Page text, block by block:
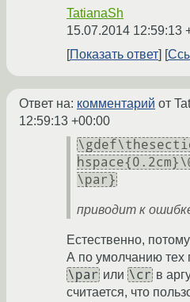
TatianaSh
15.07.2014 12:59:13
Показать ответ
Ответ на: комментарий от
12:59:13 +00:00
\par}
приводит к
Естественно,
А по умолчанию тех
\par или \cr в
считается, что